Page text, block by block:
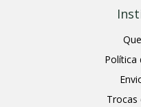
Política
Trocas